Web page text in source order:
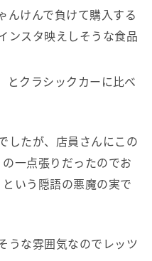
んけんで負けて購入する
ンスタ映えしそうな食品
とクラシックカーに比べ
したが、店員さんにこの
一点張りだったのでお
いう隠語の悪魔の実で
うな雰囲気なのでレッツ